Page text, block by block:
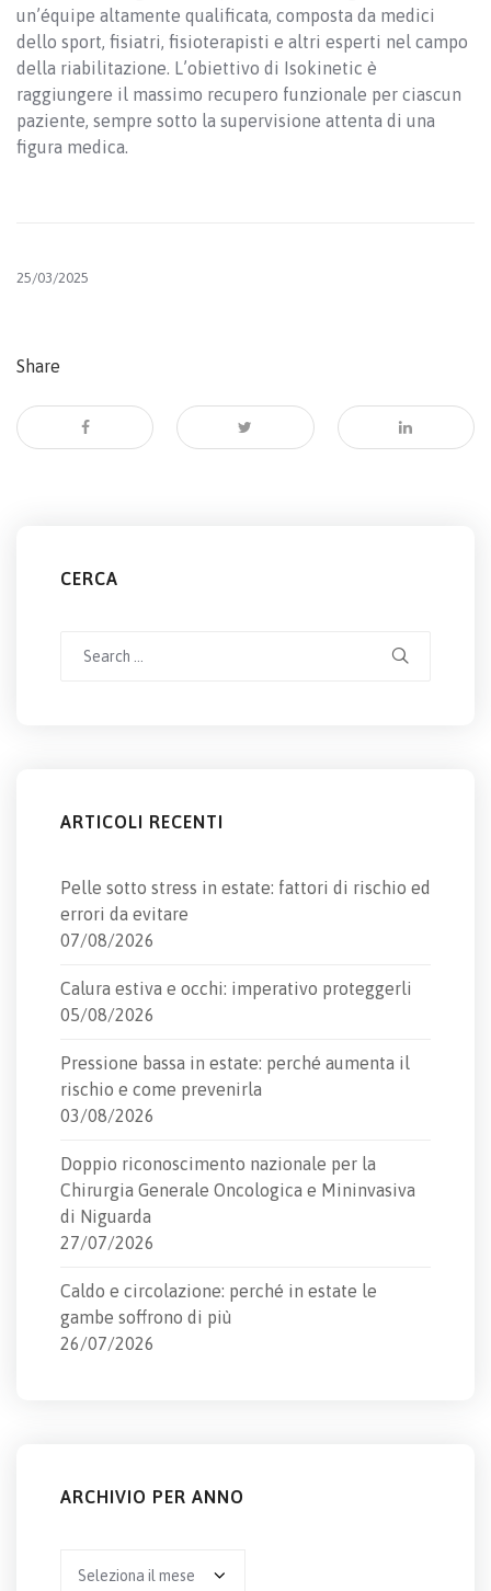
un’équipe altamente qualificata, composta da medici
dello sport, fisiatri, fisioterapisti e altri esperti nel campo
della riabilitazione. L’obiettivo di Isokinetic è
raggiungere il massimo recupero funzionale per ciascun
paziente, sempre sotto la supervisione attenta di una
figura medica.
25/03/2025
Share
CERCA
ARTICOLI RECENTI
Pelle sotto stress in estate: fattori di rischio ed
errori da evitare
07/08/2026
Calura estiva e occhi: imperativo proteggerli
05/08/2026
Pressione bassa in estate: perché aumenta il
rischio e come prevenirla
03/08/2026
Doppio riconoscimento nazionale per la
Chirurgia Generale Oncologica e Mininvasiva
di Niguarda
27/07/2026
Caldo e circolazione: perché in estate le
gambe soffrono di più
26/07/2026
ARCHIVIO PER ANNO